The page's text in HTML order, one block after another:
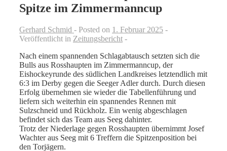
Spitze im Zimmermanncup
Gerhard Schmid Posted on 1. Februar 2025
Veröffentlicht in Zeitungsbericht
Nach einem spannenden Schlagabtausch setzten sich die
Bulls aus Rosshaupten im Zimmermanncup, der
Eishockeyrunde des südlichen Landkreises letztendlich mit
6:3 im Derby gegen die Seeger Adler durch. Durch diesen
Erfolg übernehmen sie wieder die Tabellenführung und
liefern sich weiterhin ein spannendes Rennen mit
Sulzschneid und Rückholz. Ein wenig abgeschlagen
befindet sich das Team aus Seeg dahinter.
Trotz der Niederlage gegen Rosshaupten übernimmt Josef
Wachter aus Seeg mit 6 Treffern die Spitzenposition bei
den Torjägern.